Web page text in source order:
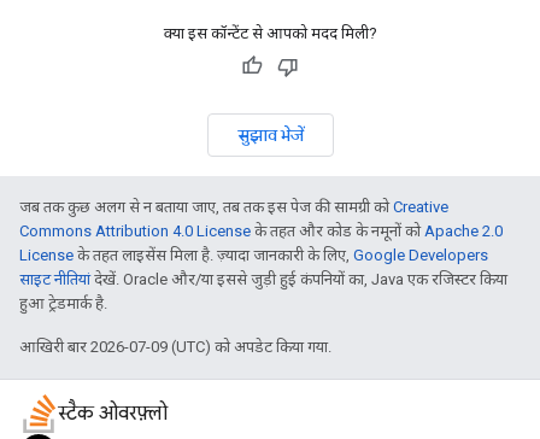
क्या इस कॉन्टेंट से आपको मदद मिली?
सुझाव भेजें
जब तक कुछ अलग से न बताया जाए, तब तक इस पेज की सामग्री कोCreative
Commons Attribution 4.0 License के तहत और कोड के नमूनों कोApache 2.0
License के तहत लाइसेंस मिला है. ज़्यादा जानकारी के लिए, Google Developers
साइट नीतियांदेखें. Oracle और/या इससे जुड़ी हुई कंपनियों का, Java एक रजिस्टर किया
हुआ ट्रेडमार्क है.
आखिरी बार 2026-07-09 (UTC) को अपडेट किया गया.
स्टैक ओवरफ़्लो